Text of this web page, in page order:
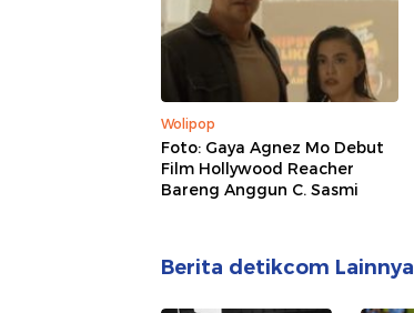
Wolipop
Foto: Gaya Agnez Mo Debut
Film Hollywood Reacher
Bareng Anggun C. Sasmi
Berita detikcom Lainnya